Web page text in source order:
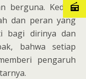
berguna. Kedua,
dan peran yang
bagi dirinya dan
bahwa setiap
pengaruh